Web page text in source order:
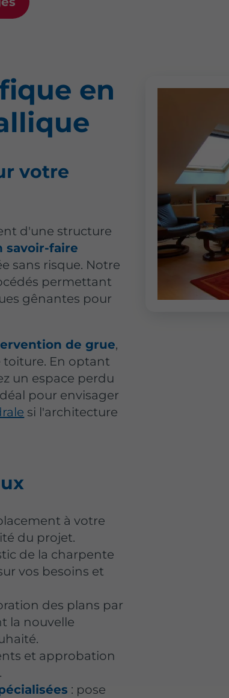
en
votre
d'une structure
savoir-faire
sans risque. Notre
permettant
gênantes pour
de grue,
toiture. En optant
un espace perdu
pour envisager
si l'architecture
à votre
du projet.
de la charpente
vos besoins et
des plans par
la nouvelle
et approbation
: pose